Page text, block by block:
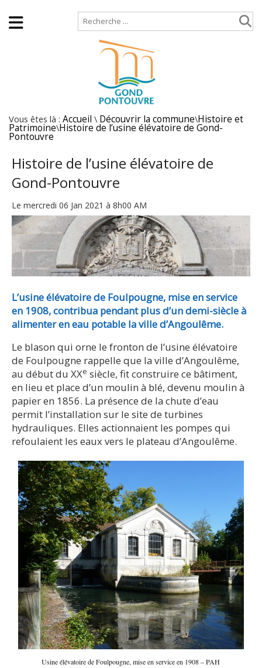
Vous êtes là : Accueil \ Découvrir la commune\Histoire et
Patrimoine\Histoire de l’usine élévatoire de Gond-
Pontouvre
Histoire de l’usine élévatoire de
Gond-Pontouvre
Le mercredi 06 Jan 2021 à 8h00 AM
L’usine élévatoire de Foulpougne, mise en service
en 1908, contribua pendant plus d’un demi-siècle à
alimenter en eau potable la ville d’Angoulême.
Le blason qui orne le fronton de l’usine élévatoire
de Foulpougne rappelle que la ville d’Angoulême,
au début du XXe siècle, fit construire ce bâtiment,
en lieu et place d’un moulin à blé, devenu moulin à
papier en 1856. La présence de la chute d’eau
permit l’installation sur le site de turbines
hydrauliques. Elles actionnaient les pompes qui
refoulaient les eaux vers le plateau d’Angoulême.
Usine élévatoire de Foulpougne, mise en service en 1908 – PAH